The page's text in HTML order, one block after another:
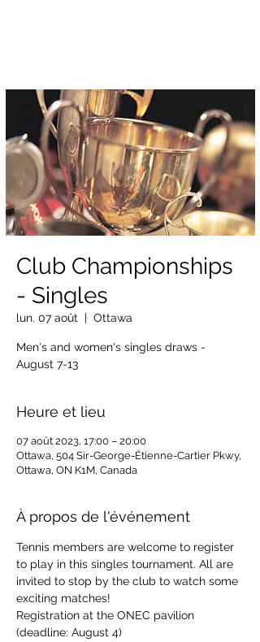
Club Championships
- Singles
lun. 07 août
  |
Ottawa
Men's and women's singles draws -
August 7-13
Heure et lieu
07 août 2023, 17:00 – 20:00
Ottawa, 504 Sir-George-Étienne-Cartier Pkwy,
Ottawa, ON K1M, Canada
À propos de l'événement
Tennis members are welcome to register
to play in this singles tournament. All are
invited to stop by the club to watch some
exciting matches!
Registration at the ONEC pavilion
(deadline: August 4)